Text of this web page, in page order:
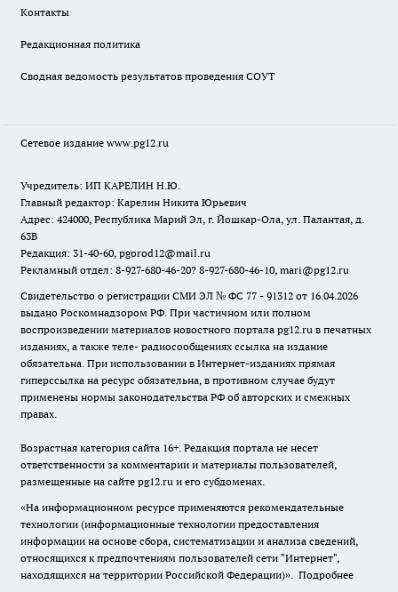
Контакты
Редакционная политика
Сводная ведомость результатов проведения СОУТ
Сетевое издание www.pg12.ru
Учредитель: ИП КАРЕЛИН Н.Ю.
Главный редактор: Карелин Никита Юрьевич
Адрес: 424000, Республика Марий Эл, г. Йошкар-Ола, ул. Палантая, д.
63В
Редакция: 31-40-60, pgorod12@mail.ru
Рекламный отдел: 8-927-680-46-20? 8-927-680-46-10, mari@pg12.ru
Свидетельство о регистрации СМИ ЭЛ № ФС 77 - 91312 от 16.04.2026
выдано Роскомнадзором РФ. При частичном или полном
воспроизведении материалов новостного портала pg12.ru в печатных
изданиях, а также теле- радиосообщениях ссылка на издание
обязательна. При использовании в Интернет-изданиях прямая
гиперссылка на ресурс обязательна, в противном случае будут
применены нормы законодательства РФ об авторских и смежных
правах.
Возрастная категория сайта 16+. Редакция портала не несет
ответственности за комментарии и материалы пользователей,
размещенные на сайте pg12.ru и его субдоменах.
«На информационном ресурсе применяются рекомендательные
технологии (информационные технологии предоставления
информации на основе сбора, систематизации и анализа сведений,
относящихся к предпочтениям пользователей сети "Интернет",
находящихся на территории Российской Федерации)». Подробнее